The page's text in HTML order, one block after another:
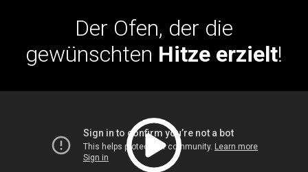
Der Ofen, der die
gewünschten Hitze erzielt!